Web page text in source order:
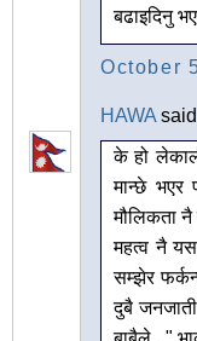
बढाइदिनु
October
HAWA
के हो
मान्छे भएर
मौलिकता नै
महत्व नै
सम्झेर
दुबै